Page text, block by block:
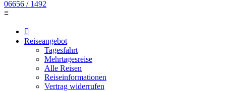
06656 / 1492
≡

Reiseangebot
Tagesfahrt
Mehrtagesreise
Alle Reisen
Reiseinformationen
Vertrag widerrufen